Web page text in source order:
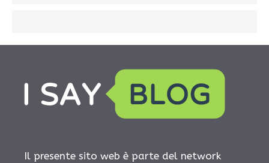
Il presente sito web è parte del network